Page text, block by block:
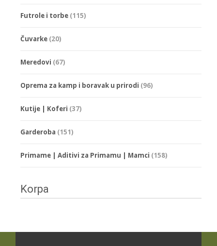
Futrole i torbe (115)
Čuvarke (20)
Meredovi (67)
Oprema za kamp i boravak u prirodi (96)
Kutije | Koferi (37)
Garderoba (151)
Primame | Aditivi za Primamu | Mamci (158)
Korpa